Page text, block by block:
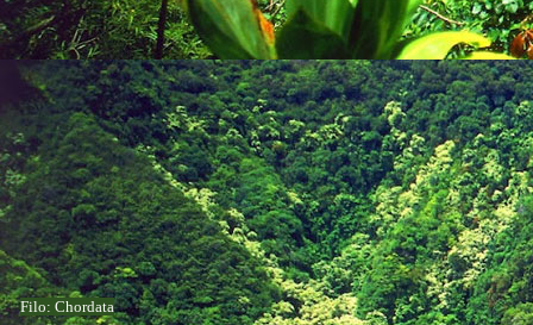
Filo: Chordata